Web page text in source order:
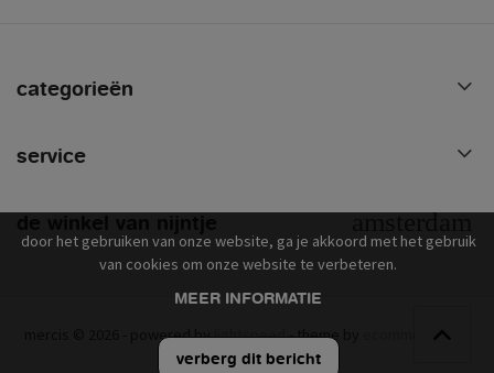
categorieën
service
mercis © 2026 - powered bylightspeed- theme by ecommerce pro
door het gebruiken van onze website, ga je akkoord met het gebruik
van cookies om onze website te verbeteren.
MEER INFORMATIE
verberg dit bericht